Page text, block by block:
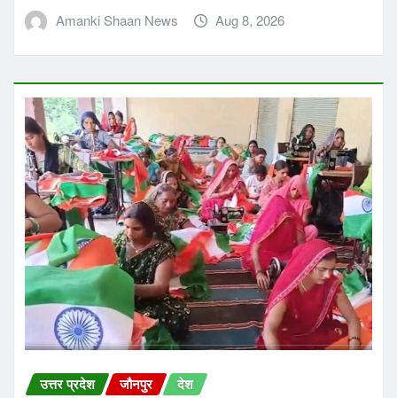
Amanki Shaan News Aug 8, 2026
उत्तर प्रदेश जौनपुर देश